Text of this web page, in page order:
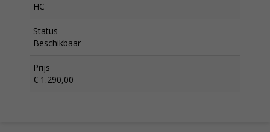
HC
Status
Beschikbaar
Prijs
€ 1.290,00